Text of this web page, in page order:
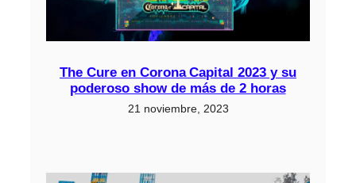
The Cure en Corona Capital 2023 y su
poderoso show de más de 2 horas
21 noviembre, 2023